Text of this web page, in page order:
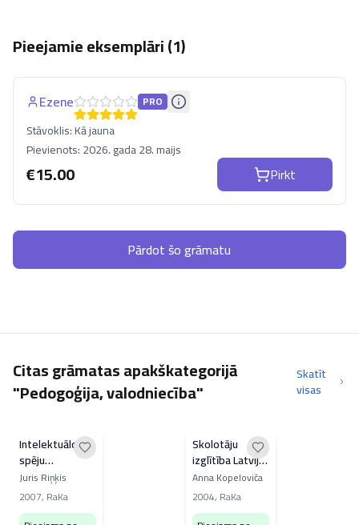
Pieejamie eksemplāri (1)
Ezene PRO
Stāvoklis:Kā jauna
Pievienots:2026. gada 28. maijs
€15.00 Pirkt
Pārdot šo grāmatu
Citas grāmatas apakškategorijā
"Pedogoģija, valodniecība"
Skatīt
visas
Intelektuālo
spēju
attīstīšana
Juris Riņķis
2007, RaKa
Skolotāju
izglītība Latvijā,
1940-2000
Anna Kopeloviča
2004, RaKa